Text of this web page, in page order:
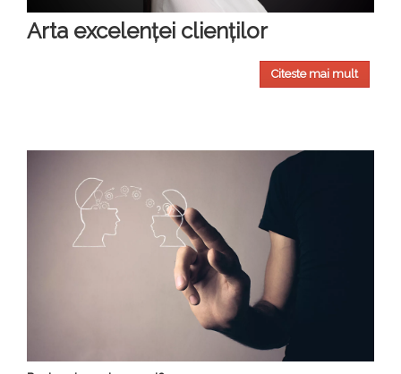
Arta excelenței clienților
Citeste mai mult